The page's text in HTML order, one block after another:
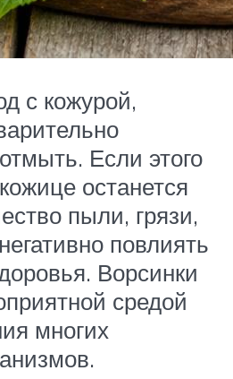
с кожурой,
Если этого
останется
пыли, грязи,
повлиять
Ворсинки
средой
многих